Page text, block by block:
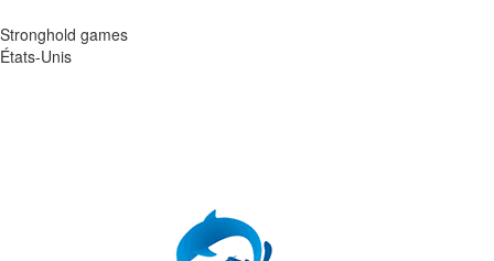
Stronghold games
États-Unis